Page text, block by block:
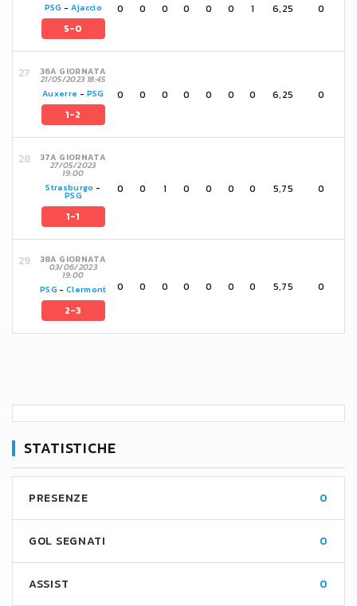
PSG - Ajaccio
5-0
0 0 0 0 0 0 1 6,25 0
36A GIORNATA
21/05/2023 18:45
Auxerre - PSG
1-2
0 0 0 0 0 0 0 6,25 0
37A GIORNATA
27/05/2023
19:00
Strasburgo -
PSG
1-1
0 0 1 0 0 0 0 5,75 0
38A GIORNATA
03/06/2023
19:00
PSG- Clermont
2-3
0 0 0 0 0 0 0 5,75 0
STATISTICHE
PRESENZE 0
GOL SEGNATI 0
ASSIST 0